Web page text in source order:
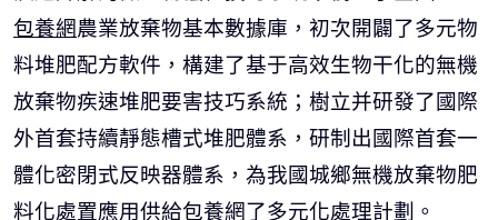
包養網農業放棄物基本數據庫，初次開闢了多元物
料堆肥配方軟件，構建了基于高效生物干化的無機
放棄物疾速堆肥要害技巧系統；樹立并研發了國際
外首套持續靜態槽式堆肥體系，研制出國際首套一
體化密閉式反映器體系，為我國城鄉無機放棄物肥
料化處置應用供給包養網了多元化處理計劃。